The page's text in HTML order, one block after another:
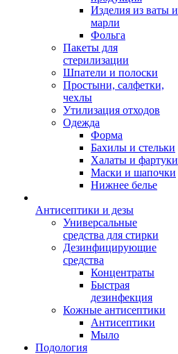
Изделия из ваты и
марли
Фольга
Пакеты для
стерилизации
Шпатели и полоски
Простыни, салфетки,
чехлы
Утилизация отходов
Одежда
Форма
Бахилы и стельки
Халаты и фартуки
Маски и шапочки
Нижнее белье
Антисептики и дезы
Универсальные
средства для стирки
Дезинфицирующие
средства
Концентраты
Быстрая
дезинфекция
Кожные антисептики
Антисептики
Мыло
Подология